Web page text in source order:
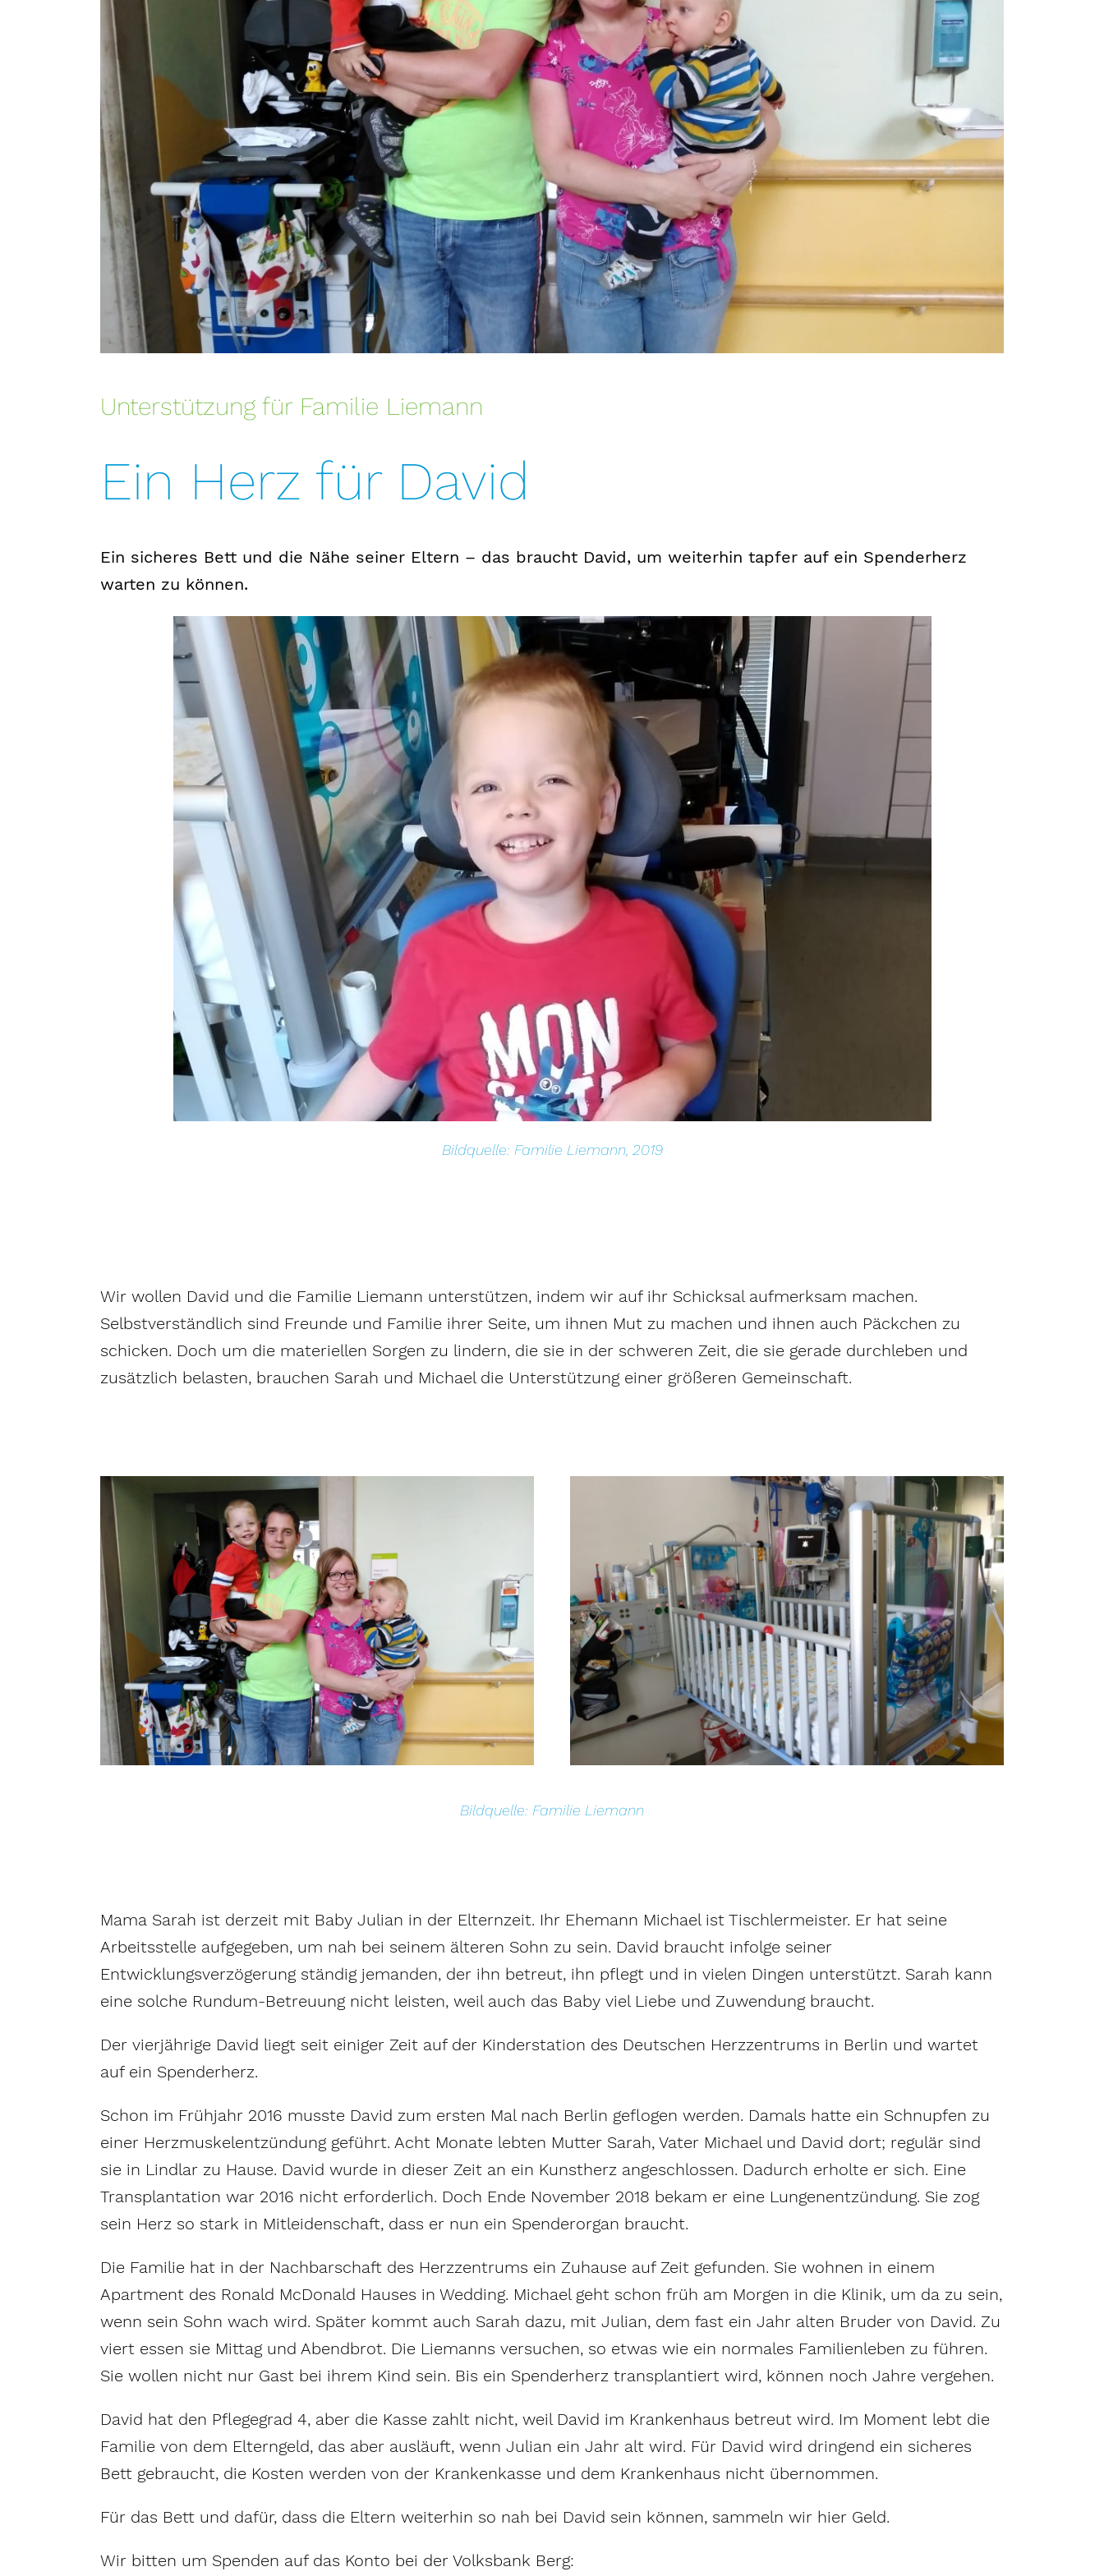
Unterstützung für Familie Liemann
Ein Herz für David
Ein sicheres Bett und die Nähe seiner Eltern – das braucht David, um weiterhin tapfer auf ein Spenderherz
warten zu können.
Bildquelle: Familie Liemann, 2019
Wir wollen David und die Familie Liemann unterstützen, indem wir auf ihr Schicksal aufmerksam machen.
Selbstverständlich sind Freunde und Familie ihrer Seite, um ihnen Mut zu machen und ihnen auch Päckchen zu
schicken. Doch um die materiellen Sorgen zu lindern, die sie in der schweren Zeit, die sie gerade durchleben und
zusätzlich belasten, brauchen Sarah und Michael die Unterstützung einer größeren Gemeinschaft.
Bildquelle: Familie Liemann
Mama Sarah ist derzeit mit Baby Julian in der Elternzeit. Ihr Ehemann Michael ist Tischlermeister. Er hat seine
Arbeitsstelle aufgegeben, um nah bei seinem älteren Sohn zu sein. David braucht infolge seiner
Entwicklungsverzögerung ständig jemanden, der ihn betreut, ihn pflegt und in vielen Dingen unterstützt. Sarah kann
eine solche Rundum-Betreuung nicht leisten, weil auch das Baby viel Liebe und Zuwendung braucht.
Der vierjährige David liegt seit einiger Zeit auf der Kinderstation des Deutschen Herzzentrums in Berlin und wartet
auf ein Spenderherz.
Schon im Frühjahr 2016 musste David zum ersten Mal nach Berlin geflogen werden. Damals hatte ein Schnupfen zu
einer Herzmuskelentzündung geführt. Acht Monate lebten Mutter Sarah, Vater Michael und David dort; regulär sind
sie in Lindlar zu Hause. David wurde in dieser Zeit an ein Kunstherz angeschlossen. Dadurch erholte er sich. Eine
Transplantation war 2016 nicht erforderlich. Doch Ende November 2018 bekam er eine Lungenentzündung. Sie zog
sein Herz so stark in Mitleidenschaft, dass er nun ein Spenderorgan braucht.
Die Familie hat in der Nachbarschaft des Herzzentrums ein Zuhause auf Zeit gefunden. Sie wohnen in einem
Apartment des Ronald McDonald Hauses in Wedding. Michael geht schon früh am Morgen in die Klinik, um da zu sein,
wenn sein Sohn wach wird. Später kommt auch Sarah dazu, mit Julian, dem fast ein Jahr alten Bruder von David. Zu
viert essen sie Mittag und Abendbrot. Die Liemanns versuchen, so etwas wie ein normales Familienleben zu führen.
Sie wollen nicht nur Gast bei ihrem Kind sein. Bis ein Spenderherz transplantiert wird, können noch Jahre vergehen.
David hat den Pflegegrad 4, aber die Kasse zahlt nicht, weil David im Krankenhaus betreut wird. Im Moment lebt die
Familie von dem Elterngeld, das aber ausläuft, wenn Julian ein Jahr alt wird. Für David wird dringend ein sicheres
Bett gebraucht, die Kosten werden von der Krankenkasse und dem Krankenhaus nicht übernommen.
Für das Bett und dafür, dass die Eltern weiterhin so nah bei David sein können, sammeln wir hier Geld.
Wir bitten um Spenden auf das Konto bei der Volksbank Berg: